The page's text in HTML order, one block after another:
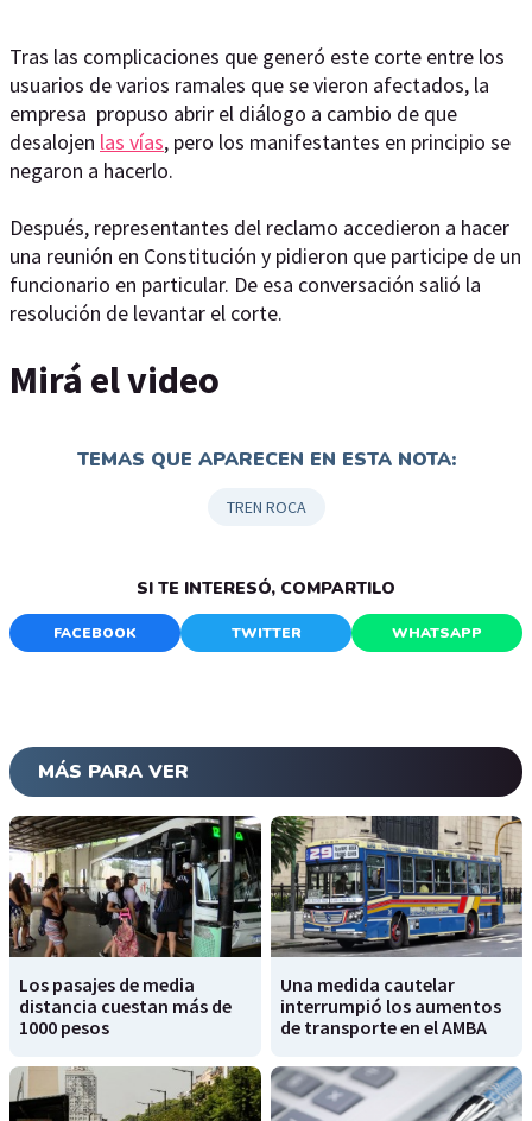
Tras las complicaciones que generó este corte entre los
usuarios de varios ramales que se vieron afectados, la
empresa propuso abrir el diálogo a cambio de que
desalojen las vías, pero los manifestantes en principio se
negaron a hacerlo.
Después, representantes del reclamo accedieron a hacer
una reunión en Constitución y pidieron que participe de un
funcionario en particular. De esa conversación salió la
resolución de levantar el corte.
Mirá el video
TEMAS QUE APARECEN EN ESTA NOTA:
TREN ROCA
SI TE INTERESÓ, COMPARTILO
FACEBOOK TWITTER WHATSAPP
MÁS PARA VER
Los pasajes de media
distancia cuestan más de
1000 pesos
Una medida cautelar
interrumpió los aumentos
de transporte en el AMBA